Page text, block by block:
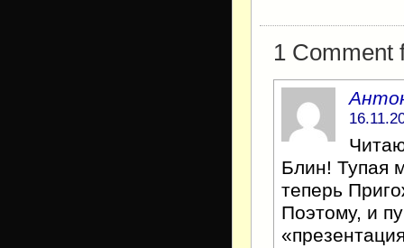
1 Comment
Блин! Тупая
теперь
Поэтому, и